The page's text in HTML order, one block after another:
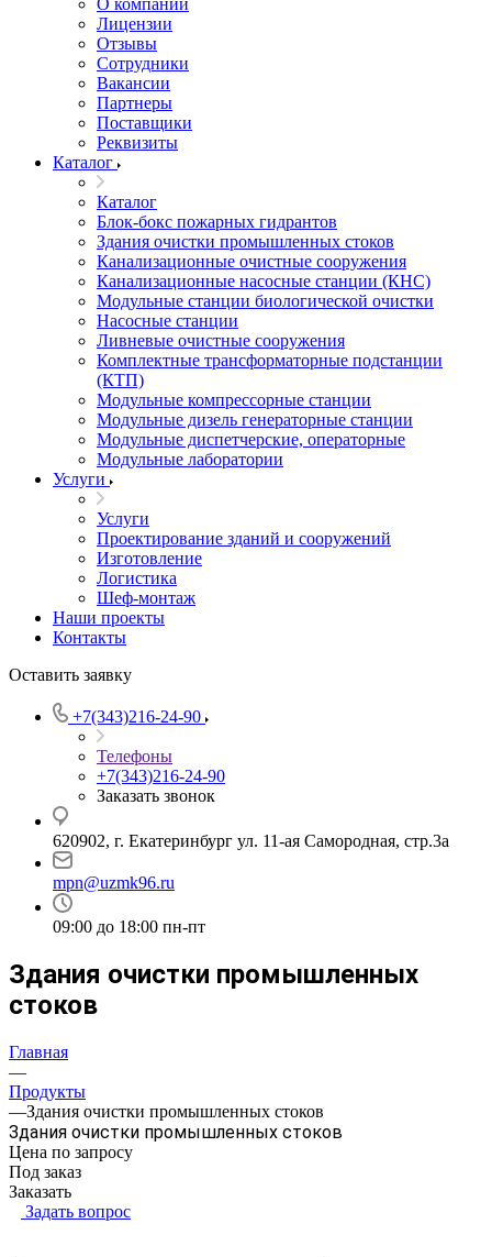
О компании
Лицензии
Отзывы
Сотрудники
Вакансии
Партнеры
Поставщики
Реквизиты
Каталог
Каталог
Блок-бокс пожарных гидрантов
Здания очистки промышленных стоков
Канализационные очистные сооружения
Канализационные насосные станции (КНС)
Модульные станции биологической очистки
Насосные станции
Ливневые очистные сооружения
Комплектные трансформаторные подстанции
(КТП)
Модульные компрессорные станции
Модульные дизель генераторные станции
Модульные диспетчерские, операторные
Модульные лаборатории
Услуги
Услуги
Проектирование зданий и сооружений
Изготовление
Логистика
Шеф-монтаж
Наши проекты
Контакты
Оставить заявку
+7(343)216-24-90
Телефоны
+7(343)216-24-90
Заказать звонок
620902, г. Екатеринбург ул. 11-ая Самородная, стр.3а
mpn@uzmk96.ru
09:00 до 18:00 пн-пт
Здания очистки промышленных
стоков
Главная
—
Продукты
—Здания очистки промышленных стоков
Здания очистки промышленных стоков
Цена по запросу
Под заказ
Заказать
Задать вопрос